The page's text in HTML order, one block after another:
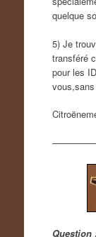
quelque
5) Je
transféré
pour les
Question